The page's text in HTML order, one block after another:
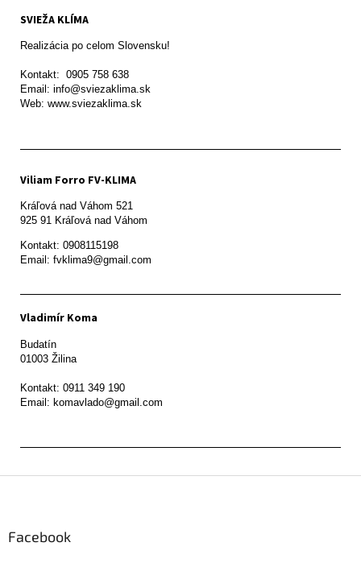
SVIEŽA KLÍMA
Realizácia po celom Slovensku!
Kontakt:  0905 758 638
Email: info@sviezaklima.sk
Web: www.sviezaklima.sk
Viliam Forro FV-KLIMA
Kráľová nad Váhom 521
Kontakt: 0908115198
Email: fvklima9@gmail.com
Vladimír Koma
Budatín
01003 Žilina
Kontakt: 0911 349 190
Facebook